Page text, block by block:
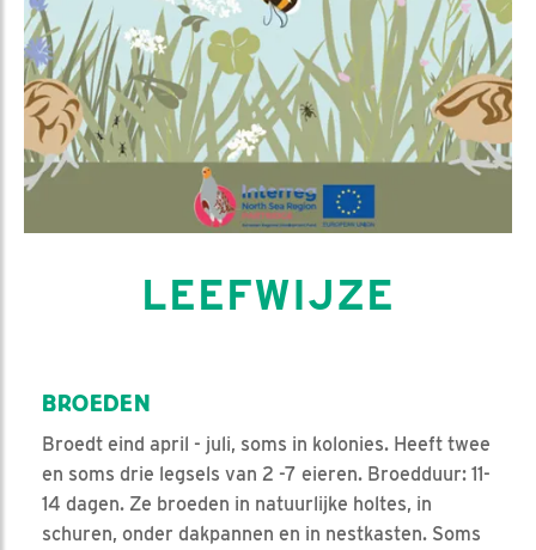
LEEFWIJZE
BROEDEN
Broedt eind april - juli, soms in kolonies. Heeft twee
en soms drie legsels van 2 -7 eieren. Broedduur: 11-
14 dagen. Ze broeden in natuurlijke holtes, in
schuren, onder dakpannen en in nestkasten. Soms